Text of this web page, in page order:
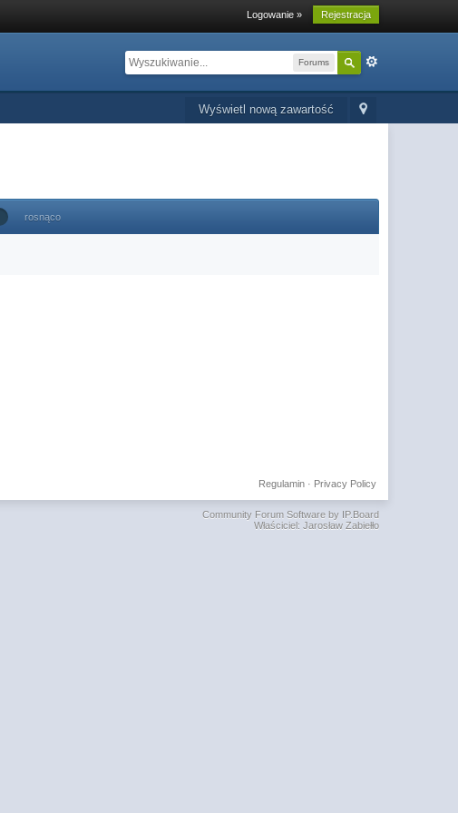
Logowanie » Rejestracja
Forums
Wyświetl nową zawartość
rosnąco
Privacy Policy
Regulamin·
Community Forum Software by IP.Board
Właściciel: Jarosław Zabiełło